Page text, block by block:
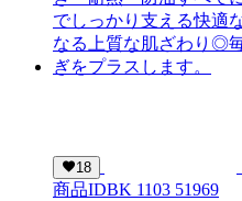
18
商品IDBK 1103 51969